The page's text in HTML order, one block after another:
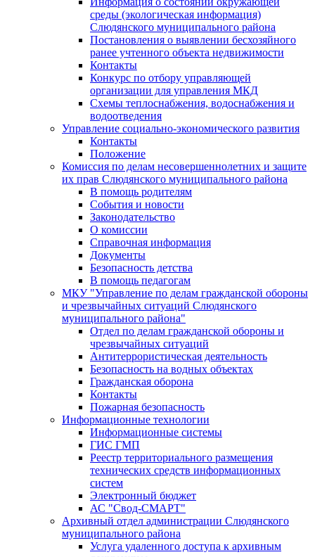
среды (экологическая информация)
Слюдянского муниципального района
Постановления о выявлении бесхозяйного
ранее учтенного объекта недвижимости
Контакты
Конкурс по отбору управляющей
организации для управления МКД
Схемы теплоснабжения, водоснабжения и
водоотведения
Управление социально-экономического развития
Контакты
Положение
Комиссия по делам несовершеннолетних и защите
их прав Слюдянского муниципального района
В помощь родителям
События и новости
Законодательство
О комиссии
Справочная информация
Документы
Безопасность детства
В помощь педагогам
МКУ "Управление по делам гражданской обороны
и чрезвычайных ситуаций Слюдянского
муниципального района"
Отдел по делам гражданской обороны и
чрезвычайных ситуаций
Антитеррористическая деятельность
Безопасность на водных объектах
Гражданская оборона
Контакты
Пожарная безопасность
Информационные технологии
Информационные системы
ГИС ГМП
Реестр территориального размещения
технических средств информационных
систем
Электронный бюджет
АС "Свод-СМАРТ"
Архивный отдел администрации Слюдянского
муниципального района
Услуга удаленного доступа к архивным